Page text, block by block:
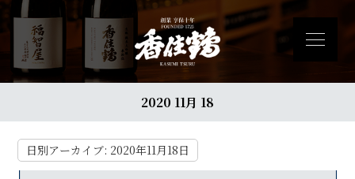
2020 11月 18
日別アーカイブ: 2020年11月18日